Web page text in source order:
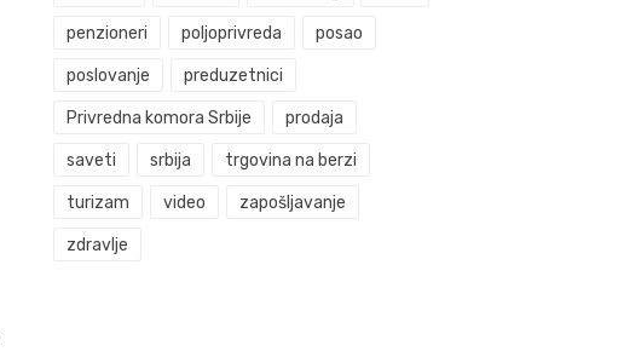
penzioneri poljoprivreda posao
poslovanje preduzetnici
Privredna komora Srbije prodaja
saveti srbija trgovina na berzi
turizam video zapošljavanje
zdravlje